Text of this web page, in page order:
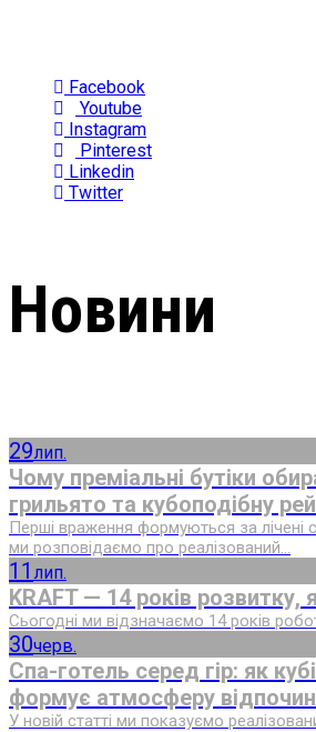
Facebook
Youtube
Instagram
Pinterest
Linkedin
Twitter
Новини
29лип.
Чому преміальні бутіки
грильято та кубоподібну
Перші враження формуються за лічені
ми розповідаємо про реалізований...
11 лип.
KRAFT — 14 років розвитку,
Сьогодні ми відзначаємо 14 років
30черв.
Спа-готель серед гір: як
формує атмосферу
У новій статті ми показуємо